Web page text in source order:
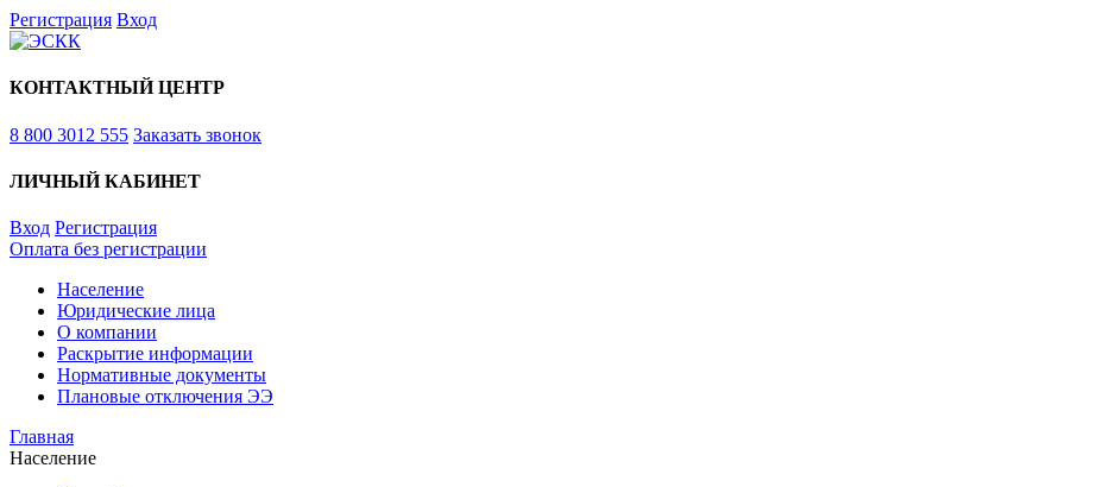
Регистрация Вход
КОНТАКТНЫЙ ЦЕНТР
8 800 3012 555 Заказать звонок
ЛИЧНЫЙ КАБИНЕТ
Вход Регистрация
Оплата без регистрации
Население
Юридические лица
О компании
Раскрытие информации
Нормативные документы
Плановые отключения ЭЭ
Главная
Население